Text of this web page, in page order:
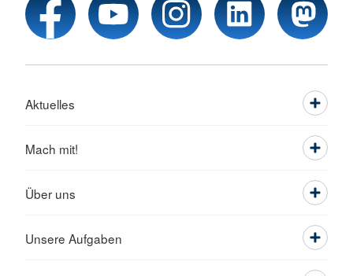
Aktuelles
Mach mit!
Über uns
Unsere Aufgaben